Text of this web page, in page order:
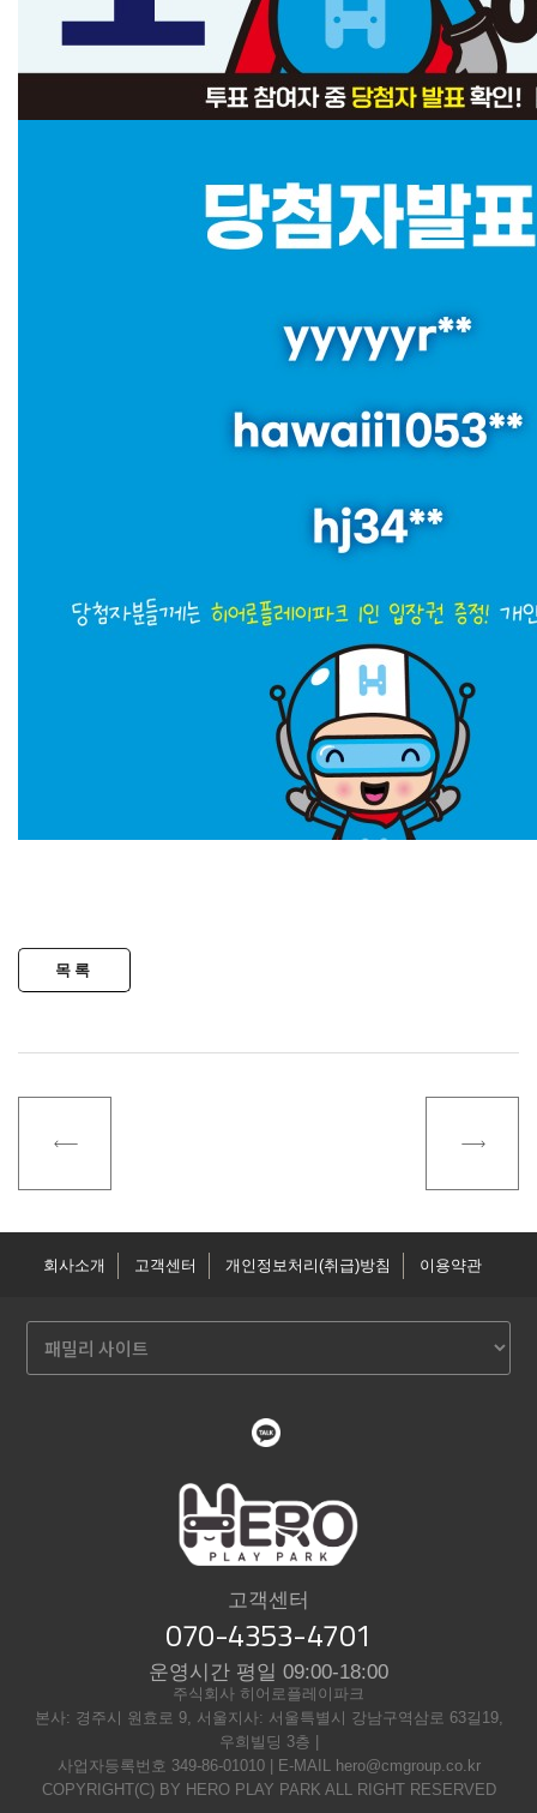
회사소개 고객센터 개인정보처리(취급)방침 이용약관
고객센터
070-4353-4701
운영시간 평일 09:00-18:00
주식회사 히어로플레이파크
본사: 경주시 원효로 9, 서울지사: 서울특별시 강남구역삼로 63길19,
우희빌딩 3층 |
사업자등록번호 349-86-01010 | E-MAIL hero@cmgroup.co.kr
COPYRIGHT(C) BY HERO PLAY PARK ALL RIGHT RESERVED